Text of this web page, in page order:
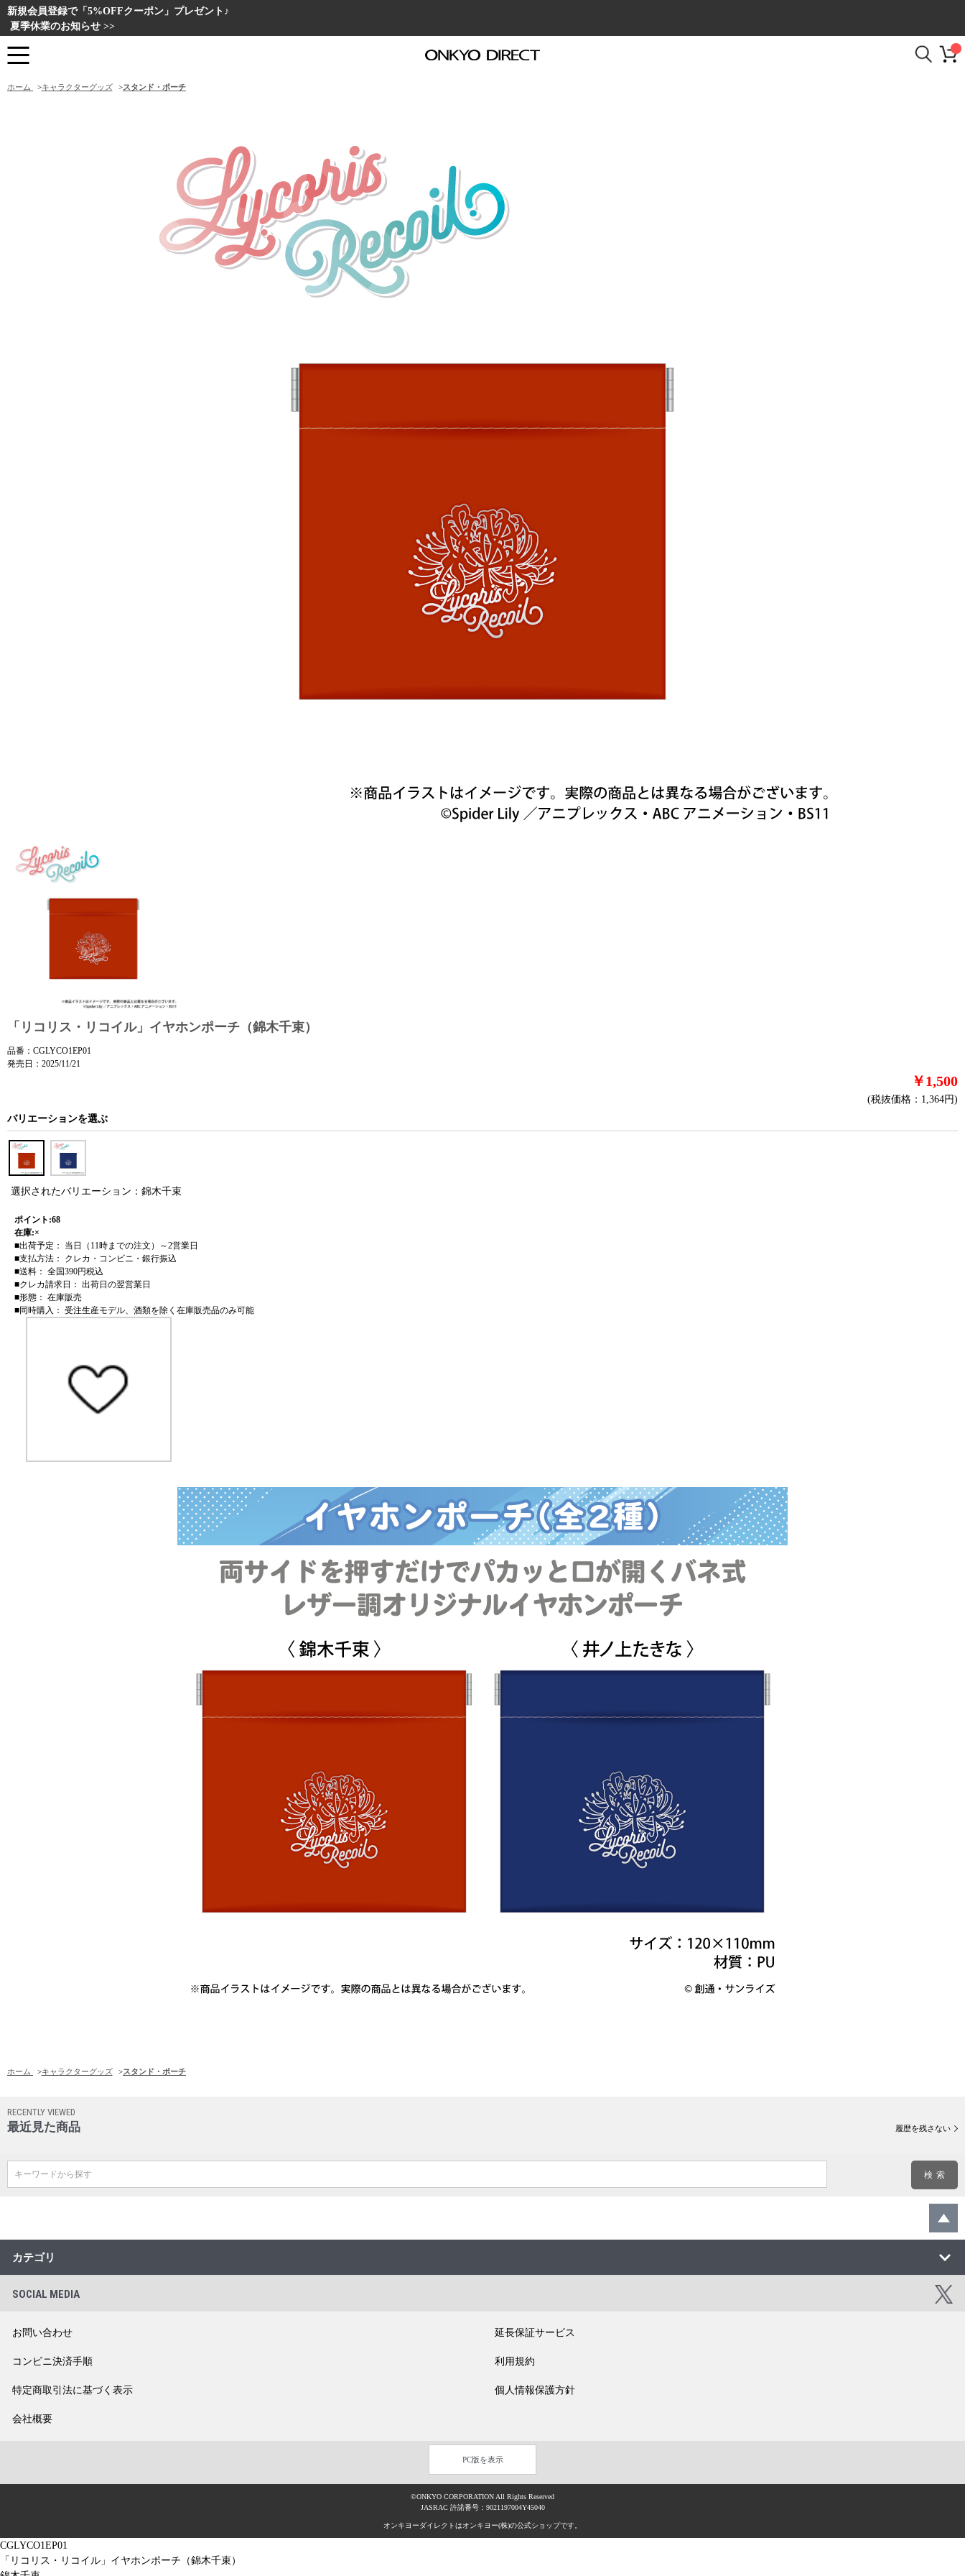
新規会員登録で「5%OFFクーポン」プレゼント♪
夏季休業のお知らせ >>
ホーム >キャラクターグッズ >スタンド・ポーチ
「リコリス・リコイル」イヤホンポーチ（錦木千束）
品番：CGLYCO1EP01
発売日：2025/11/21
￥1,500
(税抜価格：1,364円)
バリエーションを選ぶ
選択されたバリエーション：錦木千束
ポイント:68
在庫:×
■出荷予定： 当日（11時までの注文）～2営業日
■支払方法： クレカ・コンビニ・銀行振込
■送料： 全国390円税込
■クレカ請求日： 出荷日の翌営業日
■形態： 在庫販売
■同時購入： 受注生産モデル、酒類を除く在庫販売品のみ可能
ホーム >キャラクターグッズ >スタンド・ポーチ
RECENTLY VIEWED
最近見た商品 履歴を残さない
キーワードから探す
カテゴリ
SOCIAL MEDIA
お問い合わせ 延長保証サービス
コンビニ決済手順 利用規約
特定商取引法に基づく表示 個人情報保護方針
会社概要
PC版を表示
©ONKYO CORPORATION All Rights Reserved
JASRAC 許諾番号：9021197004Y45040
オンキヨーダイレクトはオンキヨー(株)の公式ショップです。
CGLYCO1EP01
「リコリス・リコイル」イヤホンポーチ（錦木千束）